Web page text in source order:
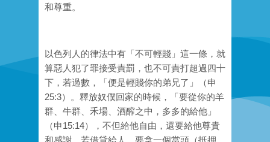
和尊重。
以色列人的律法中有「不可輕賤」這一條，就
算惡人犯了罪接受責罰，也不可責打超過四十
下，若過數，「便是輕賤你的弟兄了」（申
25:3）。釋放奴僕回家的時候，「要從你的羊
群、牛群、禾場、酒醡之中，多多的給他」
（申15:14），不但給他自由，還要給他尊貴